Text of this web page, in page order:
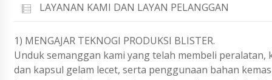
LAYANAN KAMI DAN LAYAN PELANGGAN
1) MENGAJAR TEKNOGI PRODUKSI BLISTER.
Unduk semanggan kami yang telah membeli
dan kapsul gelam lecet, serta penggunaan bahan